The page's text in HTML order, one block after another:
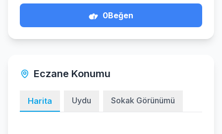
0Beğen
Eczane Konumu
Harita Uydu Sokak Görünümü